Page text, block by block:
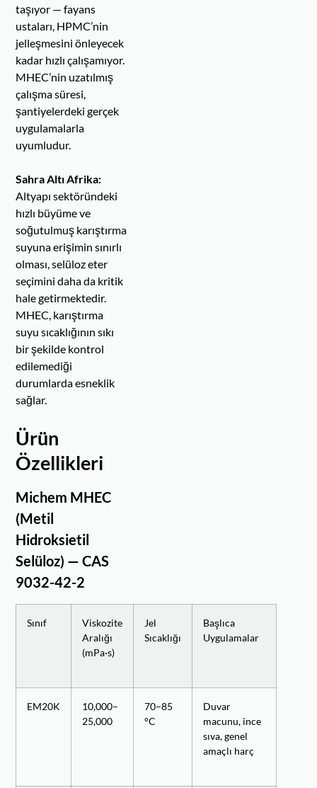
taşıyor — fayans
ustaları, HPMC’nin
jelleşmesini önleyecek
kadar hızlı çalışamıyor.
MHEC’nin uzatılmış
çalışma süresi,
şantiyelerdeki gerçek
uygulamalarla
uyumludur.
Sahra Altı Afrika:
Altyapı sektöründeki
hızlı büyüme ve
soğutulmuş karıştırma
suyuna erişimin sınırlı
olması, selüloz eter
seçimini daha da kritik
hale getirmektedir.
MHEC, karıştırma
suyu sıcaklığının sıkı
bir şekilde kontrol
edilemediği
durumlarda esneklik
sağlar.
Ürün
Özellikleri
Michem MHEC
(Metil
Hidroksietil
Selüloz) — CAS
9032-42-2
Sınıf
Viskozite
Aralığı
(mPa·s)
Jel
Sıcaklığı
Başlıca
Uygulamalar
EM20K
10,000–
25,000
70–85
°C
Duvar
macunu, ince
sıva, genel
amaçlı harç